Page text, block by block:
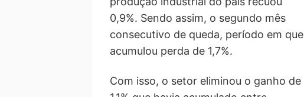
0,9%. Sendo assim, o segundo mês
consecutivo de queda, período em que
acumulou perda de 1,7%.
Com isso, o setor eliminou o ganho de